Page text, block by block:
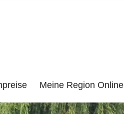
Meine Region Online